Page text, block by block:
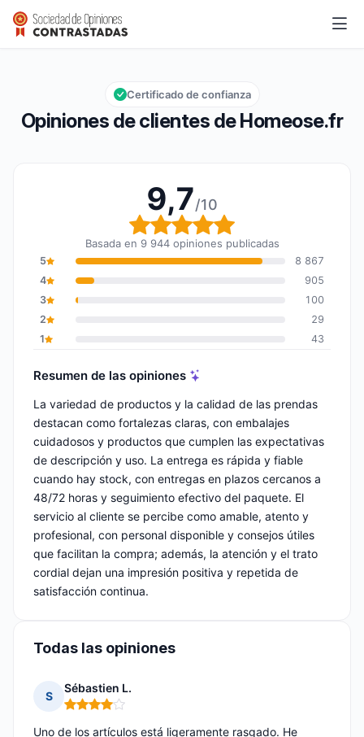
Homeose.fr
Calificación global: 9,7 de 10
9,7/10
Opiniones de clientes de Homeose.fr
Certificado de confianza
9,7/10
Calificación global: 9,7
Basada en 9 944 opiniones publicadas
5
8 867
4
905
3
100
2
29
1
43
Resumen de las opiniones
La variedad de productos y la calidad de las prendas
destacan como fortalezas claras, con embalajes
cuidadosos y productos que cumplen las expectativas
de descripción y uso. La entrega es rápida y fiable
cuando hay stock, con entregas en plazos cercanos a
48/72 horas y seguimiento efectivo del paquete. El
servicio al cliente se percibe como amable, atento y
profesional, con personal disponible y consejos útiles
que facilitan la compra; además, la atención y el trato
cordial dejan una impresión positiva y repetida de
satisfacción continua.
Todas las opiniones
S
Sébastien L.
Nota: 4 de 5
Uno de los artículos está ligeramente rasgado. He